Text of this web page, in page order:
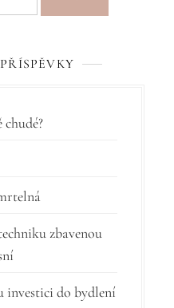
zbavenou
investici do bydlení